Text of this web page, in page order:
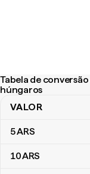
Tabela de
húngaros
Tabela de
VALOR
5ARS
10ARS